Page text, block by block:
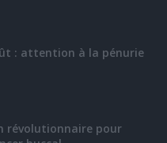
: attention à la pénurie
révolutionnaire pour